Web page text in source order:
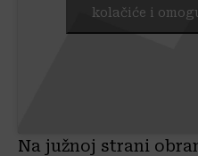
kolačiće i
Na južnoj strani